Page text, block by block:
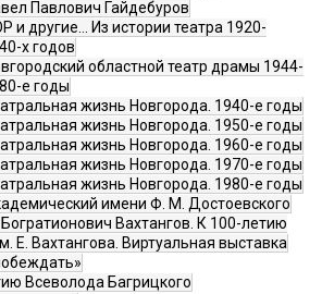
Павлович Гайдебуров
и другие… Из истории театра 1920-
х годов
областной театр драмы 1944-
е годы
жизнь Новгорода. 1940-е годы
жизнь Новгорода. 1950-е годы
жизнь Новгорода. 1960-е годы
жизнь Новгорода. 1970-е годы
жизнь Новгорода. 1980-е годы
имени Ф. М. Достоевского
Богратионович Вахтангов. К 100-летию
Е. Вахтангова. Виртуальная выставка
Всеволода Багрицкого